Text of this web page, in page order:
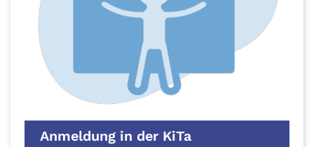
Anmeldung in der KiTa